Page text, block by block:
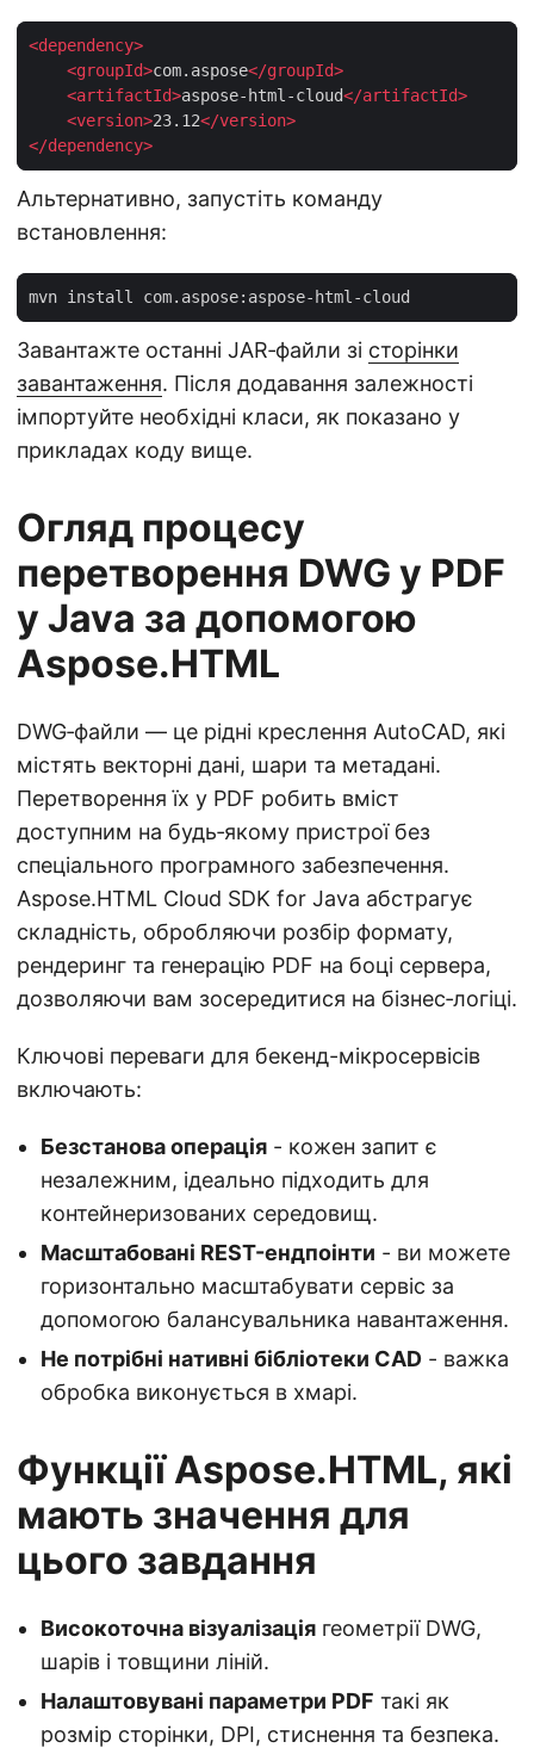
<dependency>
<groupId>com.aspose</groupId>
<artifactId>aspose-html-cloud</artifactId>
<version>23.12</version>
</dependency>
Альтернативно, запустіть команду
встановлення:
Завантажте останні JAR‑файли зі сторінки
завантаження. Після додавання залежності
імпортуйте необхідні класи, як показано у
прикладах коду вище.
Огляд процесу
перетворення DWG у PDF
у Java за допомогою
Aspose.HTML
DWG‑файли — це рідні креслення AutoCAD, які
містять векторні дані, шари та метадані.
Перетворення їх у PDF робить вміст
доступним на будь‑якому пристрої без
спеціального програмного забезпечення.
Aspose.HTML Cloud SDK for Java абстрагує
складність, обробляючи розбір формату,
рендеринг та генерацію PDF на боці сервера,
дозволяючи вам зосередитися на бізнес‑логіці.
Ключові переваги для бекенд-мікросервісів
включають:
Безстанова операція - кожен запит є
незалежним, ідеально підходить для
контейнеризованих середовищ.
Масштабовані REST-ендпоінти - ви можете
горизонтально масштабувати сервіс за
допомогою балансувальника навантаження.
Не потрібні нативні бібліотеки CAD - важка
обробка виконується в хмарі.
Функції Aspose.HTML, які
мають значення для
цього завдання
Високоточна візуалізація геометрії DWG,
шарів і товщини ліній.
Налаштовувані параметри PDF такі як
розмір сторінки, DPI, стиснення та безпека.